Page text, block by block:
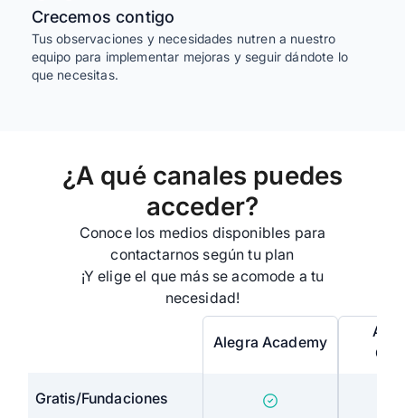
Crecemos contigo
Tus observaciones y necesidades nutren a nuestro
equipo para implementar mejoras y seguir dándote lo
que necesitas.
¿A qué canales puedes
acceder?
Conoce los medios disponibles para
contactarnos según tu plan
¡Y elige el que más se acomode a tu
necesidad!
Gratis/Fundaciones
Alegra Academy